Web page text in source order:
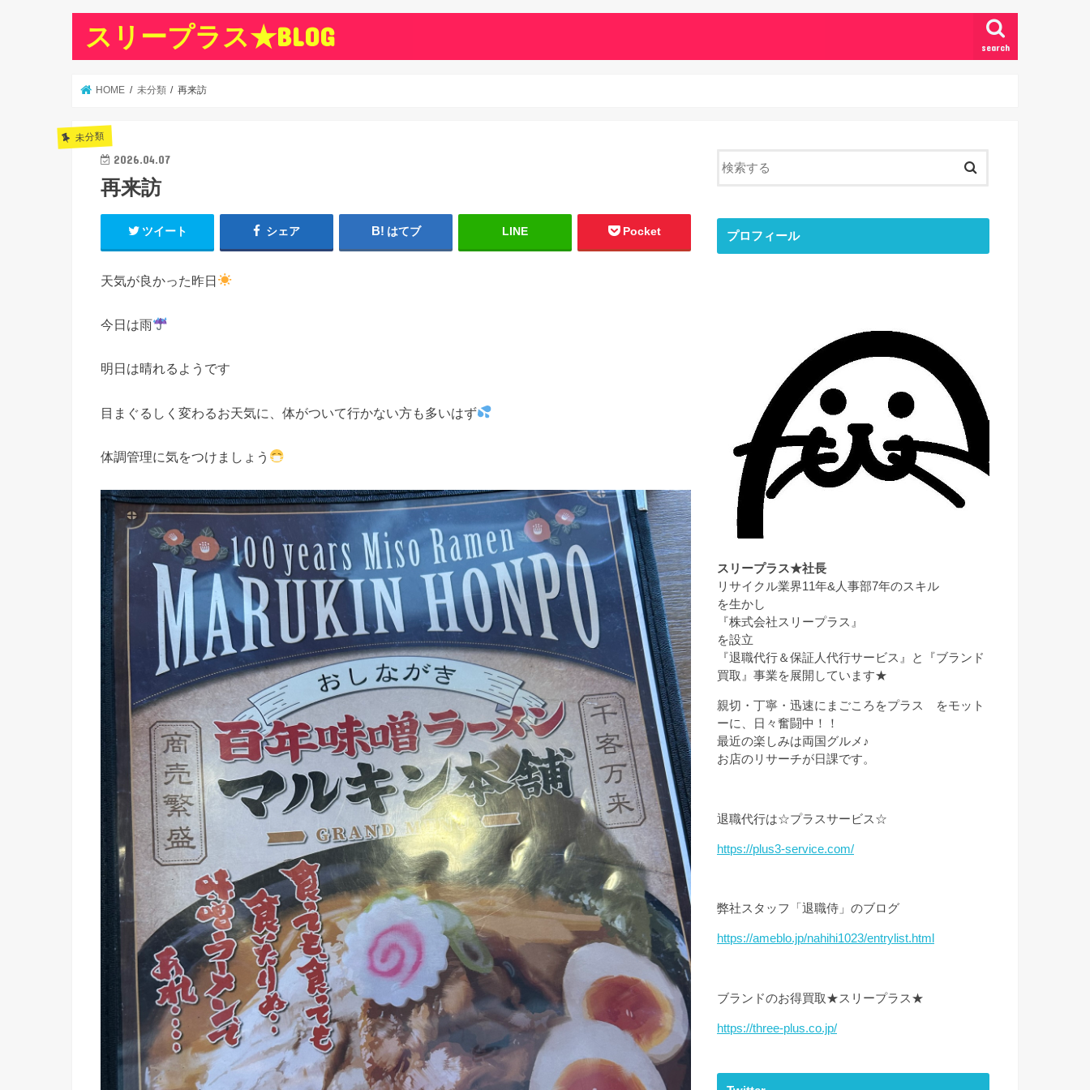
スリープラス★BLOG search
HOME 未分類 再来訪
未分類
2026.04.07
再来訪
ツイート シェア はてブ LINE Pocket
天気が良かった昨日
今日は雨
明日は晴れるようです
目まぐるしく変わるお天気に、体がついて行かない方も多いはず
体調管理に気をつけましょう
プロフィール
スリープラス★社長
リサイクル業界11年&人事部7年のスキル
を生かし
『株式会社スリープラス』
を設立
『退職代行＆保証人代行サービス』と『ブランド
買取』事業を展開しています★
親切・丁寧・迅速にまごころをプラス をモット
ーに、日々奮闘中！！
最近の楽しみは両国グルメ♪
お店のリサーチが日課です。
退職代行は☆プラスサービス☆
https://plus3-service.com/
弊社スタッフ「退職侍」のブログ
https://ameblo.jp/nahihi1023/entrylist.html
ブランドのお得買取★スリープラス★
https://three-plus.co.jp/